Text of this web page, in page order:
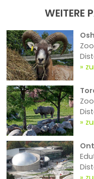
WEITERE